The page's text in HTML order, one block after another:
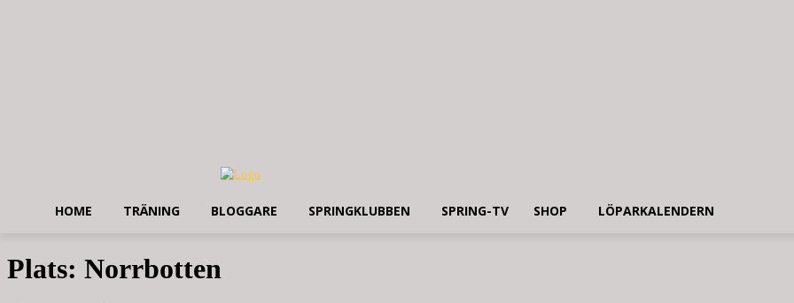
HOME TRÄNING BLOGGARE SPRINGKLUBBEN SPRING-TV SHOP LÖPARKALENDERN
Plats: Norrbotten